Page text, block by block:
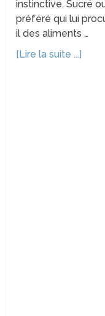
instinctive. Sucré
préféré qui lui
il des aliments …
[Lire la suite ...]